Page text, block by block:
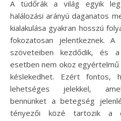
A tüdőrák a világ egyik leggyakoribb és legnagyobb
halálozási arányú daganatos
kialakulása gyakran hosszú
fokozatosan jelentkeznek.
szöveteiben kezdődik, és
esetben nem okoz egyértelmű
késlekedhet. Ezért fontos,
lehetséges jelekkel,
bennünket a betegség
tényezői közé tartozik a